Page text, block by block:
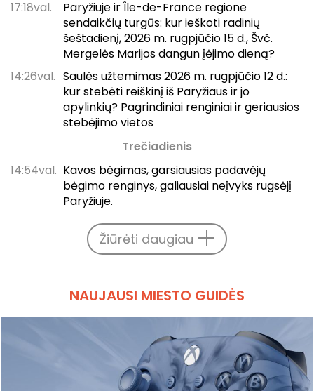
17:18val.
Paryžiuje ir Île-de-France regione
sendaikčių turgūs: kur ieškoti radinių
šeštadienį, 2026 m. rugpjūčio 15 d., Švč.
Mergelės Marijos dangun įėjimo dieną?
14:26val. Saulės užtemimas 2026 m. rugpjūčio 12 d.:
kur stebėti reiškinį iš Paryžiaus ir jo
apylinkių? Pagrindiniai renginiai ir geriausios
stebėjimo vietos
Trečiadienis
14:54val. Kavos bėgimas, garsiausias padavėjų
bėgimo renginys, galiausiai neįvyks rugsėjį
Paryžiuje.
Žiūrėti daugiau
NAUJAUSI MIESTO GUIDĖS